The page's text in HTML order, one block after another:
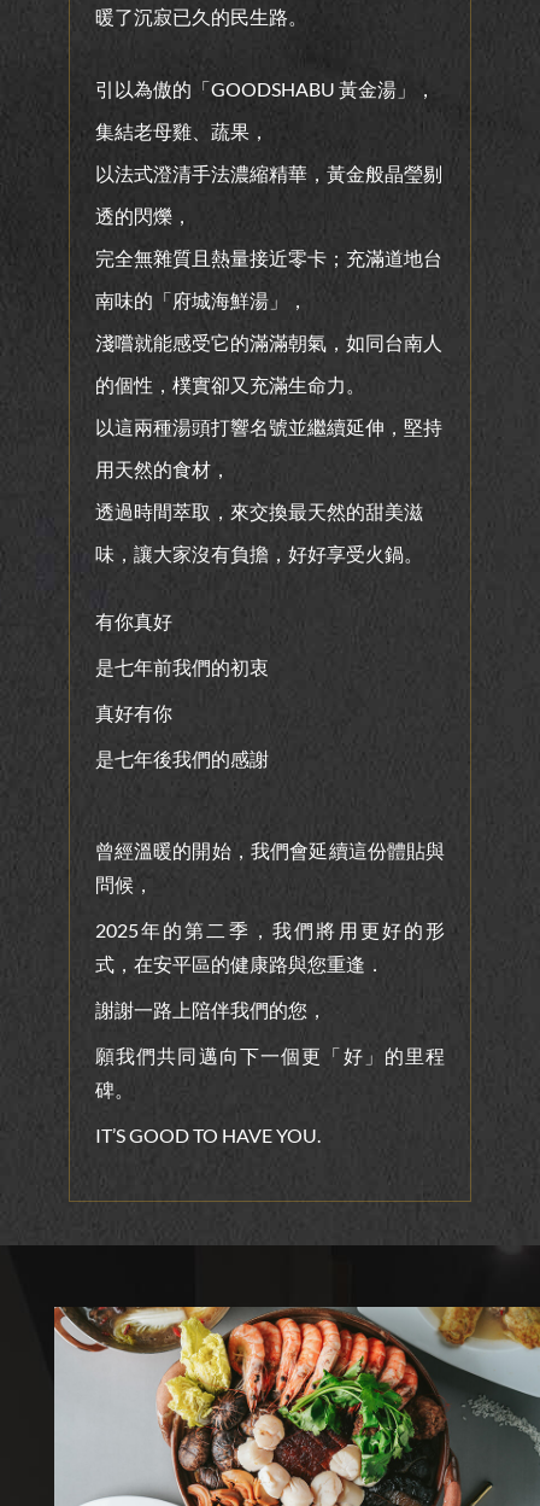
暖了沉寂已久的民生路。
引以為傲的「GOODSHABU 黃金湯」，
集結老母雞、蔬果，
以法式澄清手法濃縮精華，黃金般晶瑩剔
透的閃爍，
完全無雜質且熱量接近零卡；充滿道地台
南味的「府城海鮮湯」，
淺嚐就能感受它的滿滿朝氣，如同台南人
的個性，樸實卻又充滿生命力。
以這兩種湯頭打響名號並繼續延伸，堅持
用天然的食材，
透過時間萃取，來交換最天然的甜美滋
味，讓大家沒有負擔，好好享受火鍋。
有你真好
是七年前我們的初衷
真好有你
是七年後我們的感謝
曾經溫暖的開始，我們會延續這份體貼與
問候，
2025年的第二季，我們將用更好的形
式，在安平區的健康路與您重逢．
謝謝一路上陪伴我們的您，
願我們共同邁向下一個更「好」的里程
碑。
IT’S GOOD TO HAVE YOU.